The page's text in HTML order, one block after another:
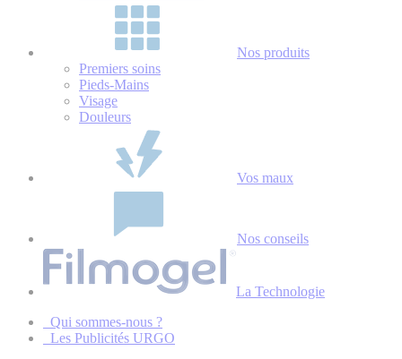
Nos produits
Premiers soins
Pieds-Mains
Visage
Douleurs
Vos maux
Nos conseils
La Technologie
Qui sommes-nous ?
Les Publicités URGO